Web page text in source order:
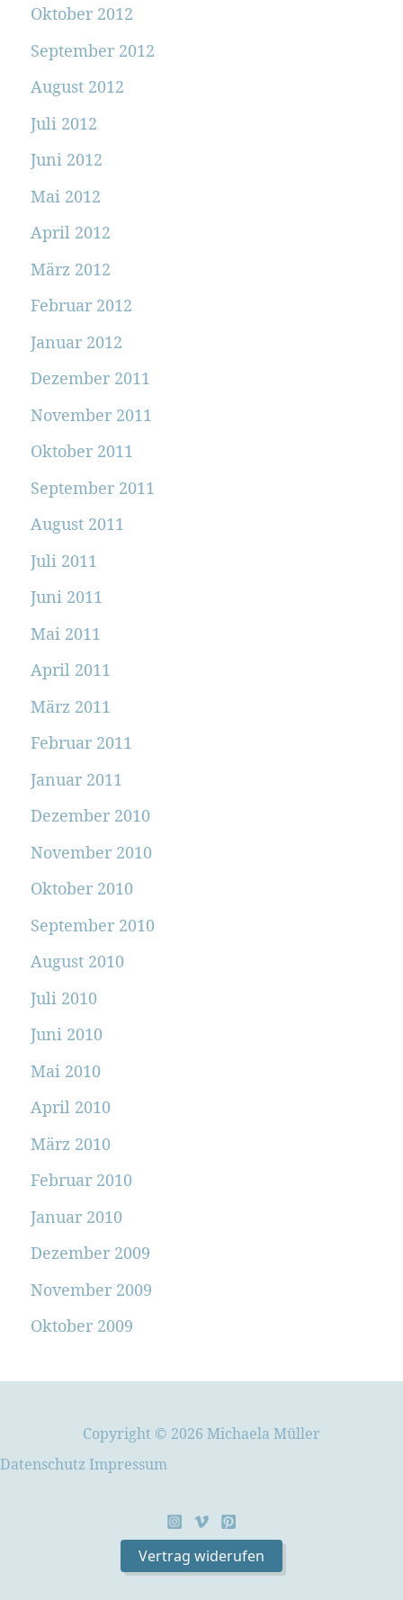
Oktober 2012
September 2012
August 2012
Juli 2012
Juni 2012
Mai 2012
April 2012
März 2012
Februar 2012
Januar 2012
Dezember 2011
November 2011
Oktober 2011
September 2011
August 2011
Juli 2011
Juni 2011
Mai 2011
April 2011
März 2011
Februar 2011
Januar 2011
Dezember 2010
November 2010
Oktober 2010
September 2010
August 2010
Juli 2010
Juni 2010
Mai 2010
April 2010
März 2010
Februar 2010
Januar 2010
Dezember 2009
November 2009
Oktober 2009
Copyright © 2026 Michaela Müller
Datenschutz Impressum
Vertrag widerufen